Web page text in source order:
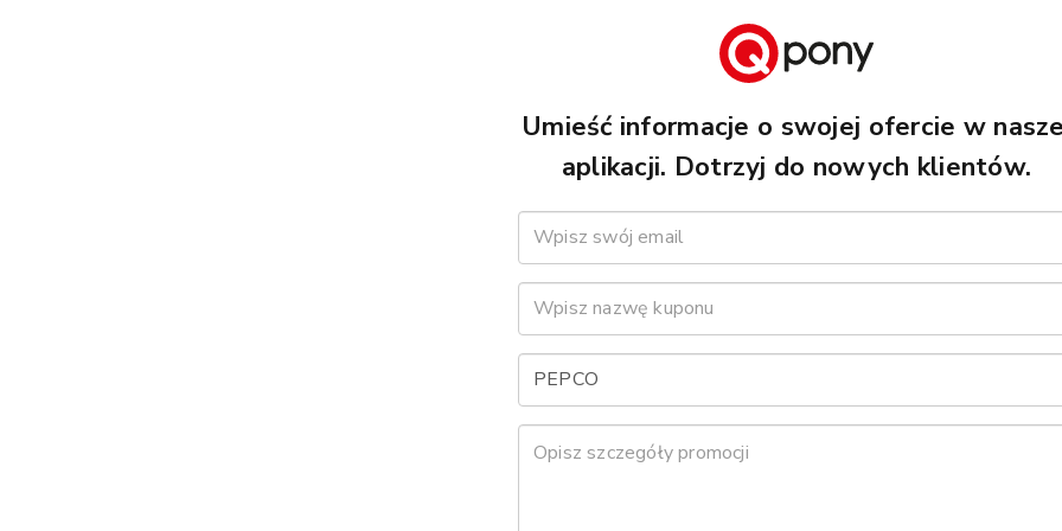
Umieść informacje o swojej ofercie w
aplikacji. Dotrzyj do nowych klientów.